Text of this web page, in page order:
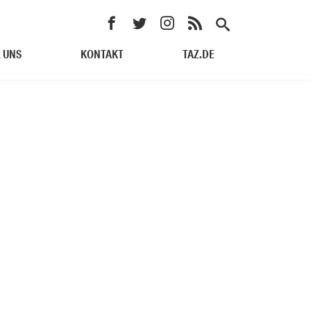
UNS KONTAKT TAZ.DE